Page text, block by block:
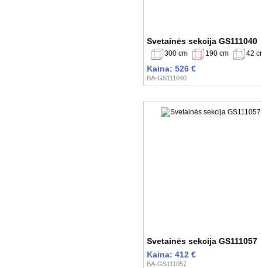
Svetainės sekcija GS111040
300 cm 190 cm 42
Kaina: 526 €
BA-GS111040
Svetainės sekcija GS111057
Kaina: 412 €
BA-GS111057